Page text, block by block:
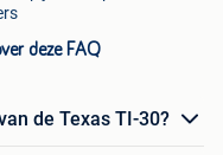
deze FAQ
de Texas TI-30?